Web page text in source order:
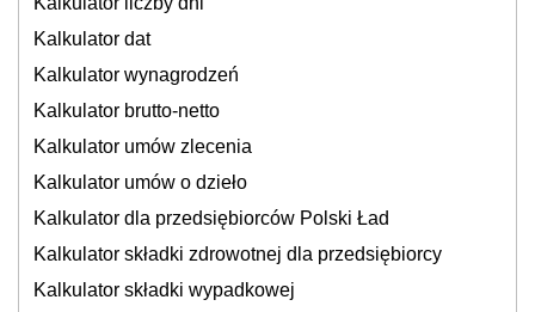
Kalkulator dat
Kalkulator wynagrodzeń
Kalkulator brutto-netto
Kalkulator umów zlecenia
Kalkulator umów o dzieło
Kalkulator dla przedsiębiorców Polski Ład
Kalkulator składki zdrowotnej dla przedsiębiorcy
Kalkulator składki wypadkowej